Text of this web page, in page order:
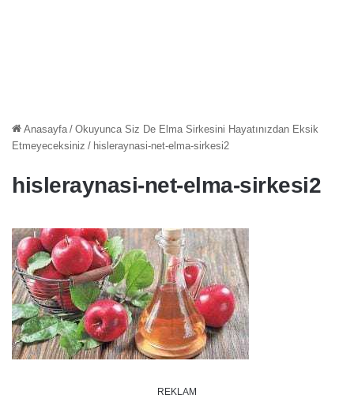
Anasayfa / Okuyunca Siz De Elma Sirkesini Hayatınızdan Eksik
Etmeyeceksiniz / hisleraynasi-net-elma-sirkesi2
hisleraynasi-net-elma-sirkesi2
REKLAM